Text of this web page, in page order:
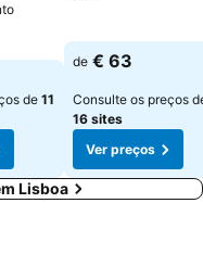
de11
de € 63
Consulte os preços
16 sites
Ver preços
Lisboa